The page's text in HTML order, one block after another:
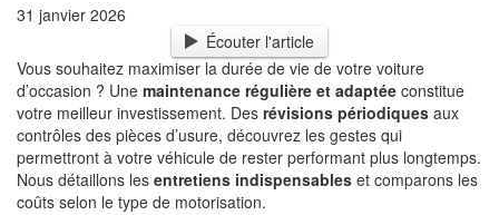
31 janvier 2026
Écouter l'article
Vous souhaitez maximiser la durée de vie de votre voiture
d’occasion ? Une maintenance régulière et adaptée constitue
votre meilleur investissement. Des révisions périodiques aux
contrôles des pièces d’usure, découvrez les gestes qui
permettront à votre véhicule de rester performant plus longtemps.
Nous détaillons les entretiens indispensables et comparons les
coûts selon le type de motorisation.